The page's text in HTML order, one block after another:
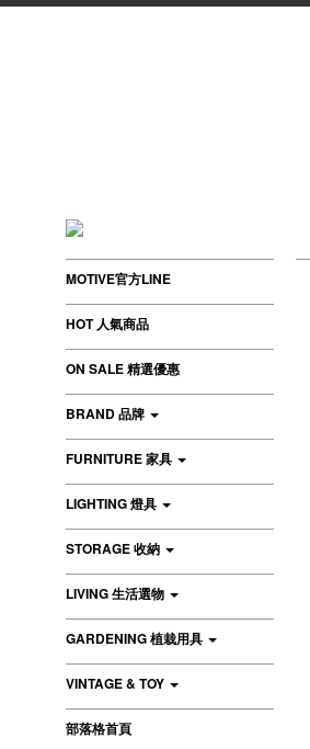
MOTIVE官方LINE
HOT 人氣商品
ON SALE 精選優惠
BRAND 品牌
FURNITURE 家具
LIGHTING 燈具
STORAGE 收納
LIVING 生活選物
GARDENING 植栽用具
VINTAGE & TOY
部落格首頁